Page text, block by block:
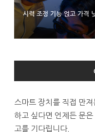
시력 조정 기능 얹고 가격
D램 부족에 10억달러어
300~400달러 반
스마트 장치를 직접 만
하고 싶다면 언제든 문
고를 기다립니다.